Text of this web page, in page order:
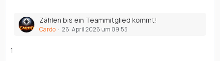
Zählen bis ein Teammitglied kommt!
Cardo 26. April 2026 um 09:55
1